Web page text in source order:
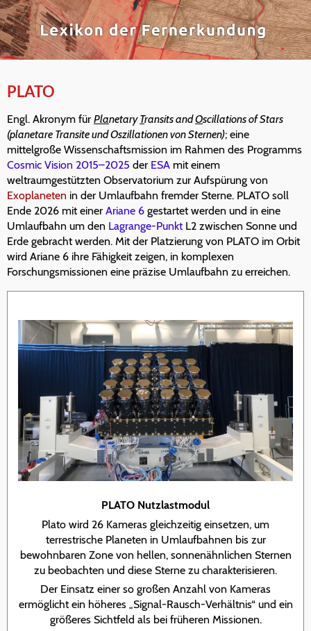
PLATO
Engl. Akronym für PlanetaryTransits andOscillations of Stars
(planetare Transite und Oszillationen von Sternen); eine
mittelgroße Wissenschaftsmission im Rahmen des Programms
Cosmic Vision 2015–2025 der ESA mit einem
weltraumgestützten Observatorium zur Aufspürung von
Exoplaneten in der Umlaufbahn fremder Sterne. PLATO soll
Ende 2026 mit einer Ariane 6 gestartet werden und in eine
Umlaufbahn um den Lagrange-PunktL2 zwischen Sonne und
Erde gebracht werden. Mit der Platzierung von PLATO im Orbit
wird Ariane 6 ihre Fähigkeit zeigen, in komplexen
Forschungsmissionen eine präzise Umlaufbahn zu erreichen.
PLATO Nutzlastmodul
Plato wird 26 Kameras gleichzeitig einsetzen, um
terrestrische Planeten in Umlaufbahnen bis zur
bewohnbaren Zone von hellen, sonnenähnlichen Sternen
zu beobachten und diese Sterne zu charakterisieren.
Der Einsatz einer so großen Anzahl von Kameras
ermöglicht ein höheres „Signal-Rausch-Verhältnis“ und ein
größeres Sichtfeld als bei früheren Missionen.